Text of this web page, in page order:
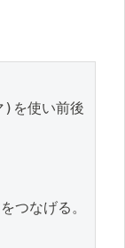
を使い前後
つなげる。